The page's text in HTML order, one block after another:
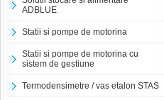
ADBLUE
Statii si pompe de motorina
Statii si pompe de motorina cu
sistem de gestiune
Termodensimetre / vas etalon STAS